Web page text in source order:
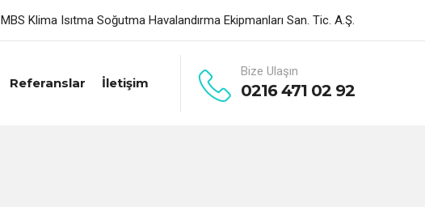
MBS Klima Isıtma Soğutma Havalandırma Ekipmanları San. Tic. A.Ş.
Referanslar İletişim
Bize Ulaşın
0216 471 02 92